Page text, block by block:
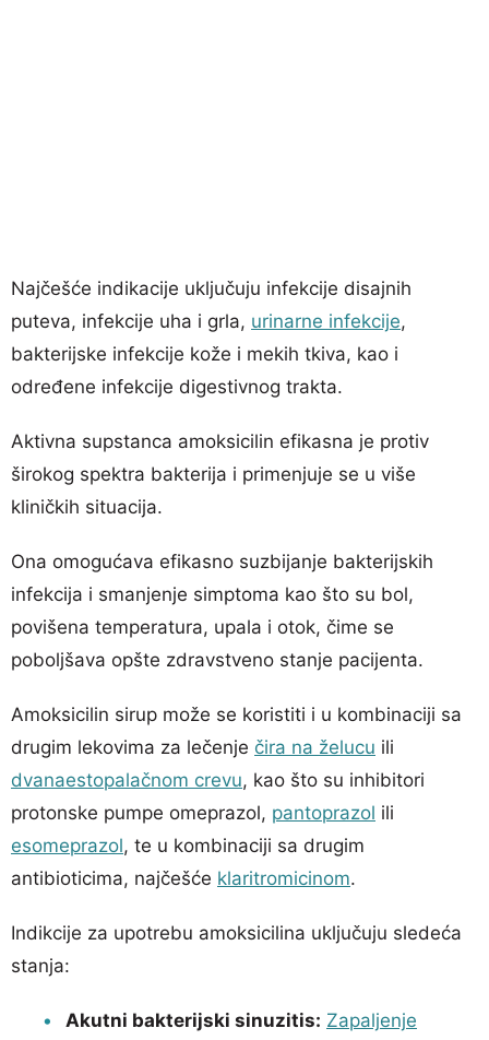
Najčešće indikacije uključuju infekcije disajnih
puteva, infekcije uha i grla, urinarne infekcije,
bakterijske infekcije kože i mekih tkiva, kao i
određene infekcije digestivnog trakta.
Aktivna supstanca amoksicilin efikasna je protiv
širokog spektra bakterija i primenjuje se u više
kliničkih situacija.
Ona omogućava efikasno suzbijanje bakterijskih
infekcija i smanjenje simptoma kao što su bol,
povišena temperatura, upala i otok, čime se
poboljšava opšte zdravstveno stanje pacijenta.
Amoksicilin sirup može se koristiti i u kombinaciji sa
drugim lekovima za lečenje čira na želucu ili
dvanaestopalačnom crevu, kao što su inhibitori
protonske pumpe omeprazol, pantoprazol ili
esomeprazol, te u kombinaciji sa drugim
antibioticima, najčešće klaritromicinom.
Indikcije za upotrebu amoksicilina uključuju sledeća
stanja:
Akutni bakterijski sinuzitis: Zapaljenje